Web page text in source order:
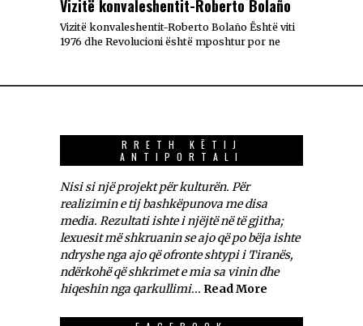
Vizitë konvaleshentit-Roberto Bolaño
Vizitë konvaleshentit-Roberto Bolaño Është viti
1976 dhe Revolucioni është mposhtur por ne
RRETH KËTIJ
ANTIPORTALI
Nisi si një projekt për kulturën. Për
realizimin e tij bashkëpunova me disa
media. Rezultati ishte i njëjtë në të gjitha;
lexuesit më shkruanin se ajo që po bëja ishte
ndryshe nga ajo që ofronte shtypi i Tiranës,
ndërkohë që shkrimet e mia sa vinin dhe
hiqeshin nga qarkullimi... Read More